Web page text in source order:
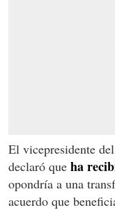
El vicepresidente
declaró que ha
opondría a una
acuerdo que